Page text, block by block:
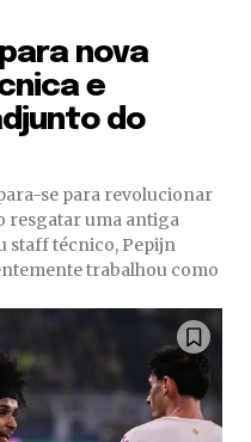
nova
e
do
se para revolucionar
resgatar uma antiga
staff técnico, Pepijn
trabalhou como